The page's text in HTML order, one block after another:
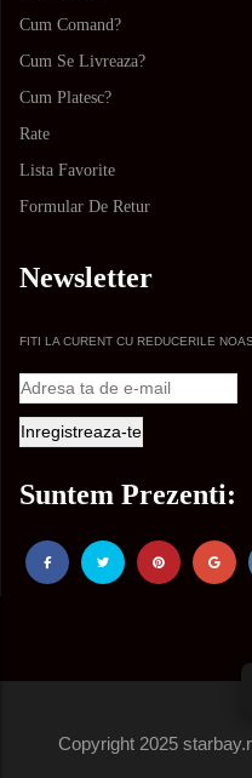
Cum Comand?
Cum Se Livreaza?
Cum Platesc?
Rate
Lista Favorite
Formular De Retur
Newsletter
FITI LA CURENT CU REDUCERILE
Suntem Prezenti:
Copyright 2025